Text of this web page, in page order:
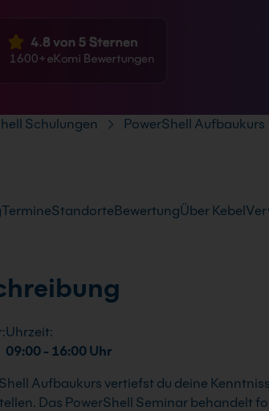
Schulungen PowerShell Aufbaukurs
TermineStandorteBewertungÜber Kebel
Uhrzeit:
09:00 - 16:00 Uhr
Aufbaukurs vertiefst du deine
Das PowerShell Seminar behandelt